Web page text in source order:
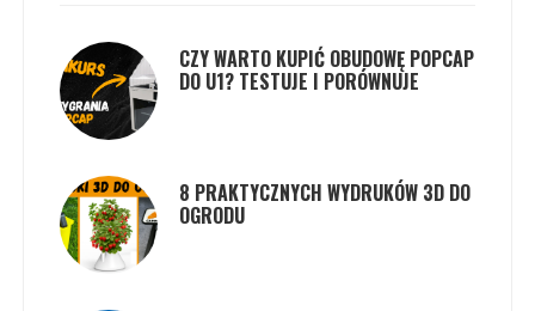
CZY WARTO KUPIĆ OBUDOWĘ POPCAP
DO U1? TESTUJE I PORÓWNUJE
8 PRAKTYCZNYCH WYDRUKÓW 3D DO
OGRODU